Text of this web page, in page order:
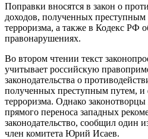
Поправки вносятся в закон о
доходов, полученных
терроризма, а также в Кодекс РФ
правонарушениях.
Во втором чтении текст
учитывает российскую
законодательства о
полученных преступным путем,
терроризма. Однако
прямого переноса западных
законодательство, сообщил один
член комитета Юрий Исаев.